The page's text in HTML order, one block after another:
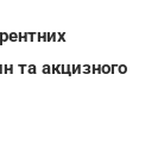
та акцизного